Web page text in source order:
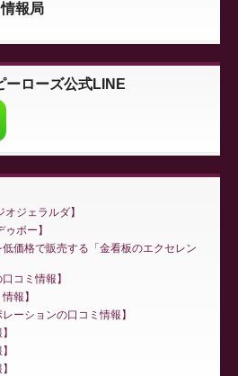
報局
ーローズ公式LINE
オジェラルダ
ゥボー
価格で販売する「金看板のエクセレン
コミ情報
報
ーションの口コミ情報